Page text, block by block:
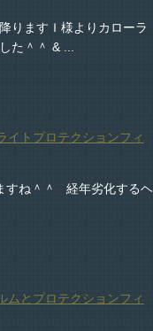
りますＩ様よりカローラ
た＾＾ & ...
イトプロテクションフィ
すね＾＾ 経年劣化するヘ
ムとプロテクションフィ